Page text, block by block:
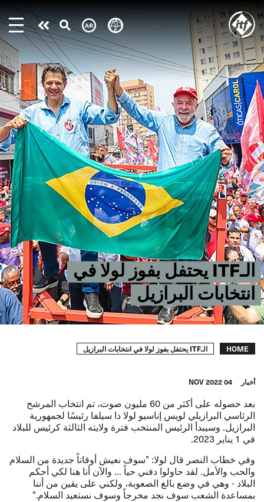
Skip
to
main
content
الـITF يحتفل بفوز لولا في
انتخابات البرازيل
Take
action
Breadcrumb
HOME الـITF يحتفل بفوز لولا في انتخابات البرازيل
أخبار 04 NOV 2022
بعد حصوله على أكثر من 60 مليون صوت، تم انتخاب المرشح
الرئاسي البرازيلي لويس إناسيو لولا دا سيلفا رئيسًا لجمهورية
البرازيل. وسيبدأ الرئيس المنتخب فترة ولايته الثالثة كرئيس للبلاد
في 1 يناير 2023.
وفي خطاب النصر قال لولا: "سوف نعيش أوقاتاً جديدة من السلام
والحب والأمل. لقد حاولوا دفني حياً ... والآن أنا هنا لكي أحكم
البلاد - وهي في وضع بالغ الصعوبة، ولكني على يقين من أننا
بمساعدة الشعب سوف نجد مخرجاً وسوف نستعيد السلام."